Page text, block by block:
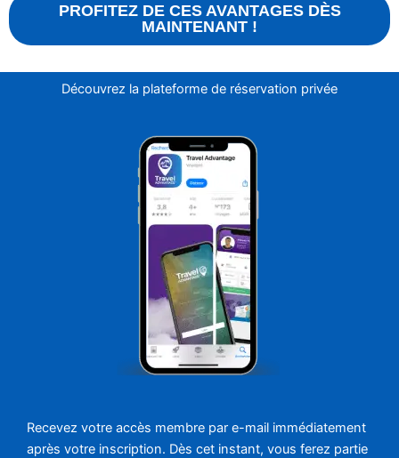
PROFITEZ DE CES AVANTAGES DÈS
MAINTENANT !
Découvrez la plateforme de réservation privée
Recevez votre accès membre par e-mail immédiatement
après votre inscription. Dès cet instant, vous ferez partie